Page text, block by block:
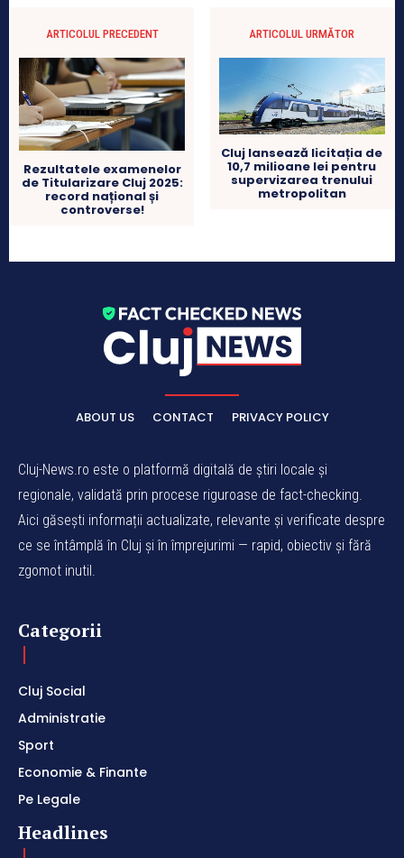
ARTICOLUL PRECEDENT
Rezultatele examenelor
de Titularizare Cluj 2025:
record național și
controverse!
ARTICOLUL URMĂTOR
Cluj lansează licitația de
10,7 milioane lei pentru
supervizarea trenului
metropolitan
ABOUT US CONTACT PRIVACY POLICY
Cluj-News.ro este o platformă digitală de știri locale și
regionale, validată prin procese riguroase de fact-checking.
Aici găsești informații actualizate, relevante și verificate despre
ce se întâmplă în Cluj și în împrejurimi — rapid, obiectiv și fără
zgomot inutil.
Categorii
Cluj Social
Administratie
Sport
Economie & Finante
Pe Legale
Headlines